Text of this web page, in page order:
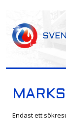
Endast ett